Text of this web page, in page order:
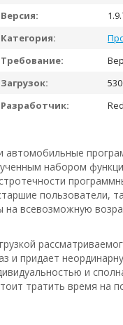
Версия:
Категория:
Требование:
Загрузок:
Разработчик:
автомобильные
набором
пользователи,
на всевозможную
и придает
и
тратить время на